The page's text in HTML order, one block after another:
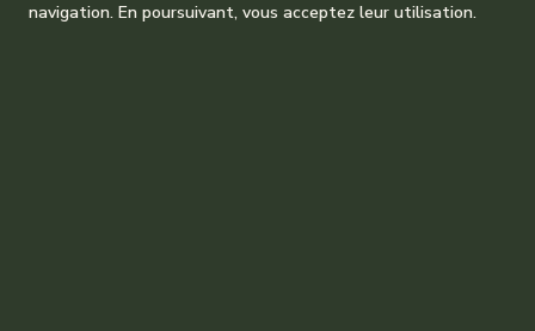
navigation. En poursuivant, vous acceptez leur utilisation.